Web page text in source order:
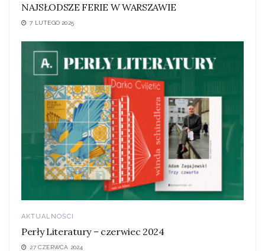
NAJSŁODSZE FERIE W WARSZAWIE
7 LUTEGO 2025
AKTUALNOŚCI
Perły Literatury – czerwiec 2024
27 CZERWCA 2024